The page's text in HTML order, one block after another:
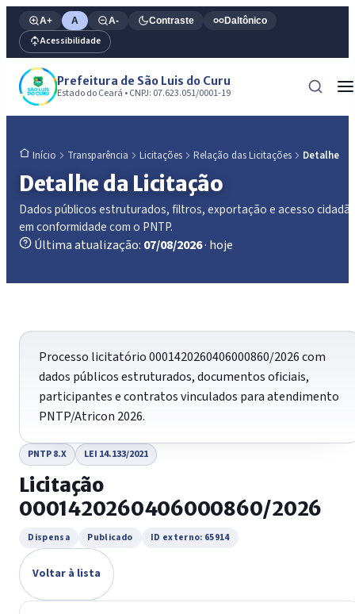
A+ A A- Contraste Daltônico
Acessibilidade
Prefeitura de São Luis do Curu
Estado do Ceará • CNPJ: 07.623.051/0001-19
Início Transparência Licitações Relação das Licitações Detalhe
Detalhe da Licitação
Dados públicos estruturados, filtros, exportação e acesso
em conformidade com o PNTP.
Última atualização: 07/08/2026· hoje
Processo licitatório 0001420260406000860/2026 com
dados públicos estruturados, documentos oficiais,
participantes e contratos vinculados para atendimento
PNTP/Atricon 2026.
PNTP 8.X LEI 14.133/2021
Licitação
0001420260406000860/2026
Dispensa Publicado ID externo: 65914
Voltar à lista